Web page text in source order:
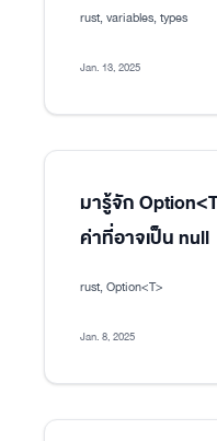
rust, variables, types
Jan. 13, 2025
มารู้จัก
ค่าที่อาจเป็น null
rust, Option<T>
Jan. 8, 2025